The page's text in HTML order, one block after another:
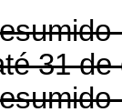
31